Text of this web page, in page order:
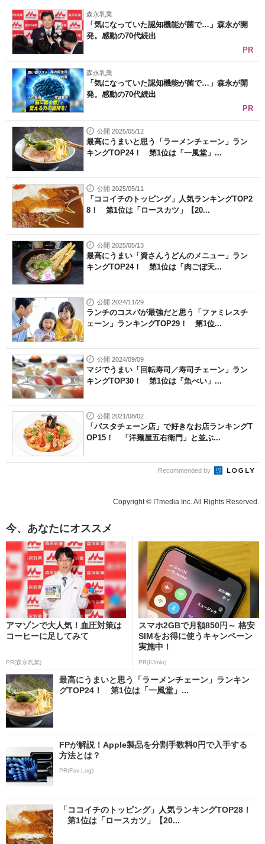
森永乳業
「気になっていた認知機能が菌で…」森永が開
発。感動の70代続出
PR
森永乳業
「気になっていた認知機能が菌で…」森永が開
発。感動の70代続出
PR
公開 2025/05/12
最高にうまいと思う「ラーメンチェーン」ラン
キングTOP24！ 第1位は「一風堂」...
公開 2025/05/11
「ココイチのトッピング」人気ランキングTOP2
8！ 第1位は「ロースカツ」【20...
公開 2025/05/13
最高にうまい「資さんうどんのメニュー」ラン
キングTOP24！ 第1位は「肉ごぼ天...
公開 2024/11/29
ランチのコスパが最強だと思う「ファミレスチ
ェーン」ランキングTOP29！ 第1位...
公開 2024/09/09
マジでうまい「回転寿司／寿司チェーン」ラン
キングTOP30！ 第1位は「魚べい」...
公開 2021/08/02
「パスタチェーン店」で好きなお店ランキングT
OP15！ 「洋麺屋五右衛門」と並ぶ...
Recommended by
Copyright © ITmedia Inc. All Rights Reserved.
今、あなたにオススメ
アマゾンで大人気！血圧対策は
コーヒーに足してみて
PR(森永乳業)
スマホ2GBで月額850円～ 格安
SIMをお得に使うキャンペーン
実施中！
PR(IIJmio)
最高にうまいと思う「ラーメンチェーン」ランキン
グTOP24！ 第1位は「一風堂」...
FPが解説！Apple製品を分割手数料0円で入手する
方法とは？
PR(Fav-Log)
「ココイチのトッピング」人気ランキングTOP28！
第1位は「ロースカツ」【20...